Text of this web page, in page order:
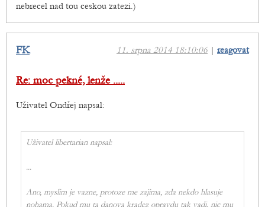
nebrecel nad tou ceskou zatezi.)
11. srpna 2014 18:10:06 | reagovat
FK
Re: moc pekné, lenže .....
Uživatel Ondřej napsal:
Uživatel libertarian napsal:
...
Ano, myslim je vazne, protoze me zajima, zda nekdo hlasuje
nohama. Pokud mu ta danova kradez opravdu tak vadi, nic mu